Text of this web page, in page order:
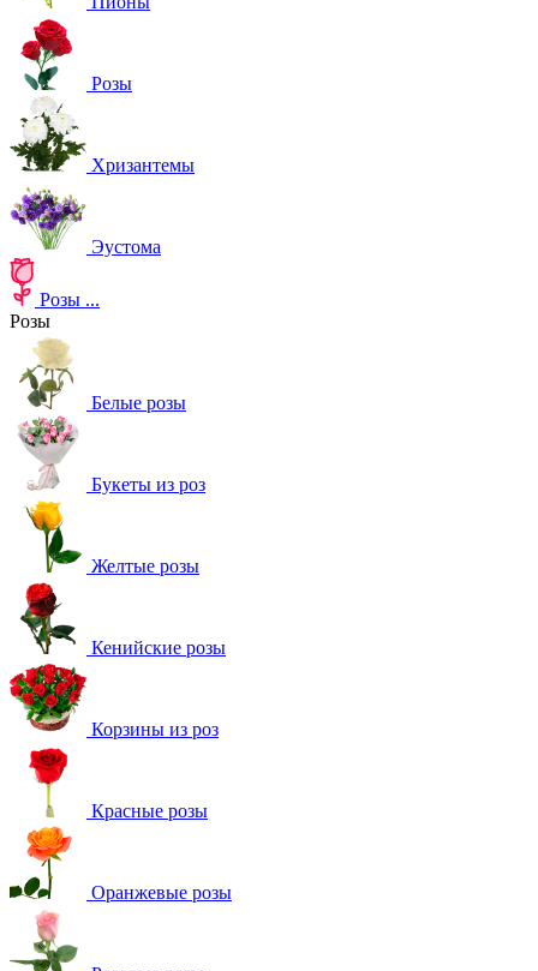
Розы
Хризантемы
Эустома
Розы ...
Розы
Белые розы
Букеты из роз
Желтые розы
Кенийские розы
Корзины из роз
Красные розы
Оранжевые розы